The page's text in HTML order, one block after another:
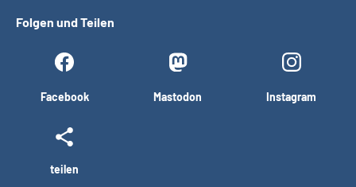
Folgen und Teilen
Facebook Mastodon Instagram
teilen